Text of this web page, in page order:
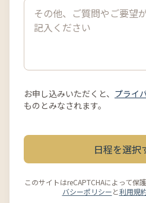
お申し込みいただくと、 プライ
ものとみなされます。
日程を選択
このサイトはreCAPTCHAによって保
バシーポリシーと利用規